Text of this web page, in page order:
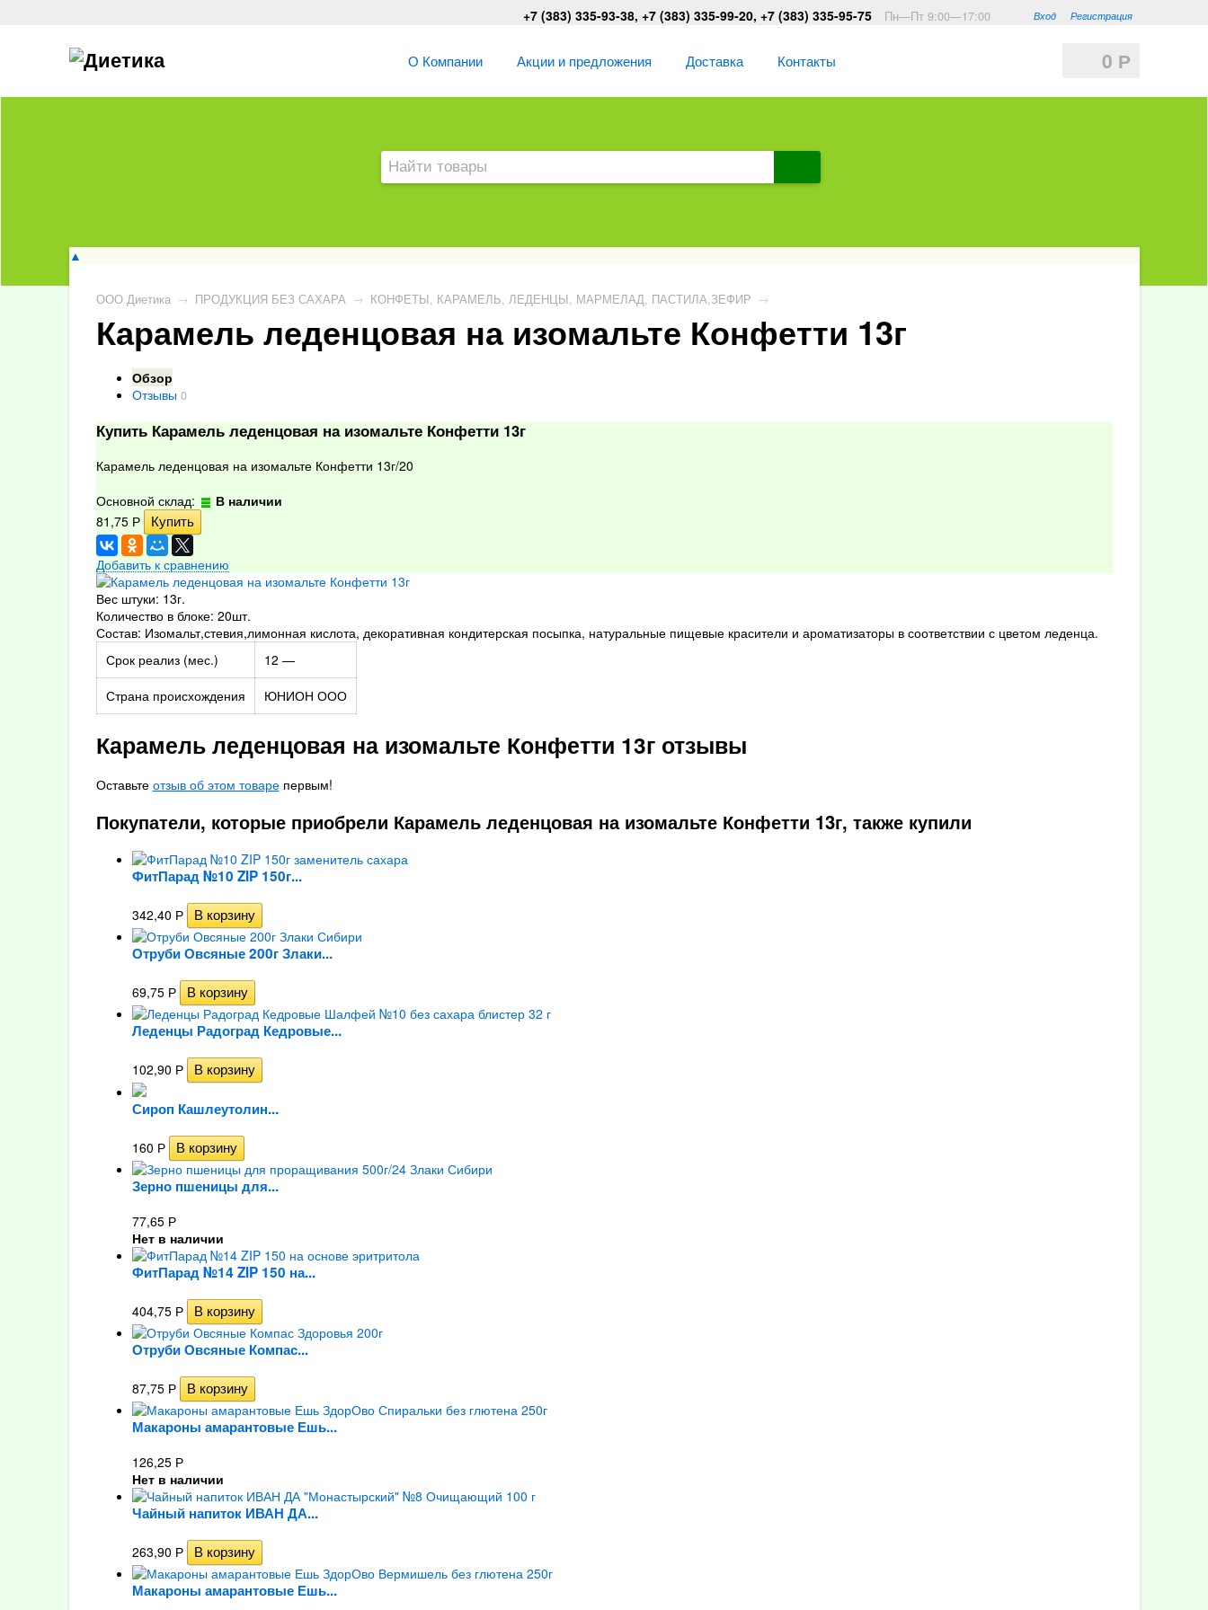
Вход Регистрация
+7 (383) 335-93-38, +7 (383) 335-99-20, +7 (383) 335-95-75 Пн—Пт 9:00—17:00
0 Р
О Компании Акции и предложения Доставка Контакты
▲
ООО Диетика → ПРОДУКЦИЯ БЕЗ САХАРА → КОНФЕТЫ, КАРАМЕЛЬ, ЛЕДЕНЦЫ, МАРМЕЛАД, ПАСТИЛА,ЗЕФИР →
Карамель леденцовая на изомальте Конфетти 13г
Обзор
Отзывы 0
Купить Карамель леденцовая на изомальте Конфетти 13г
Карамель леденцовая на изомальте Конфетти 13г/20
Основной склад:
В наличии
81,75 Р
Добавить к сравнению
Вес штуки: 13г.
Количество в блоке: 20шт.
Состав: Изомальт,стевия,лимонная кислота, декоративная кондитерская посыпка, натуральные пищевые красители и ароматизаторы в соответствии с цветом леденца.
Срок реализ (мес.)
12 —
Страна происхождения
ЮНИОН ООО
Карамель леденцовая на изомальте Конфетти 13г отзывы
Оставьте отзыв об этом товарепервым!
Покупатели, которые приобрели Карамель леденцовая на изомальте Конфетти 13г, также купили
ФитПарад №10 ZIP 150г...
342,40 Р
Отруби Овсяные 200г Злаки...
69,75 Р
Леденцы Радоград Кедровые...
102,90 Р
Сироп Кашлеутолин...
160 Р
Зерно пшеницы для...
77,65 Р
Нет в наличии
ФитПарад №14 ZIP 150 на...
404,75 Р
Отруби Овсяные Компас...
87,75 Р
Макароны амарантовые Ешь...
126,25 Р
Нет в наличии
Чайный напиток ИВАН ДА...
263,90 Р
Макароны амарантовые Ешь...